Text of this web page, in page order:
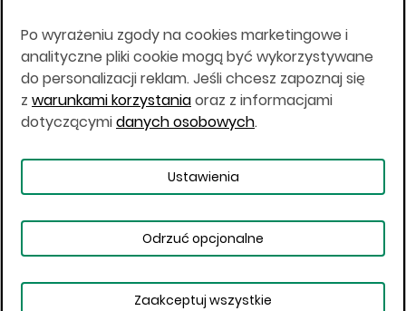
Japonii, ani w dowolnej innej jurysdykcji, w której
taki materiał byłby sprzeczny z prawem lub w
których zgodne z prawem nabycie produktów
inwestycyjnych nie jest możliwe lub w której nie
jest możliwe złożenie oferty. Prawa obowiązujące
w danej jurysdykcji określają, czy jest możliwe
nabycie poszczególnych produktów
Copyright © 2026 BOŚ | BOSSA.PL
Warunki korzystania
Dane osobowe
Po wyrażeniu zgody na cookies marketingowe i
analityczne pliki cookie mogą być wykorzystywane
do personalizacji reklam. Jeśli chcesz zapoznaj się
z warunkami korzystaniaoraz z informacjami
dotyczącymidanych osobowych.
Ustawienia
Odrzuć opcjonalne
Zaakceptuj wszystkie